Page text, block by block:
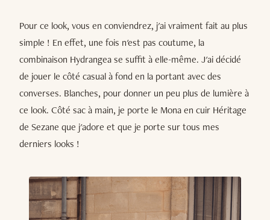
Pour ce look, vous en conviendrez, j'ai vraiment fait au plus
simple ! En effet, une fois n'est pas coutume, la
combinaison Hydrangea se suffit à elle-même. J'ai décidé
de jouer le côté casual à fond en la portant avec des
converses. Blanches, pour donner un peu plus de lumière à
ce look. Côté sac à main, je porte le Mona en cuir Héritage
de Sezane que j'adore et que je porte sur tous mes
derniers looks !